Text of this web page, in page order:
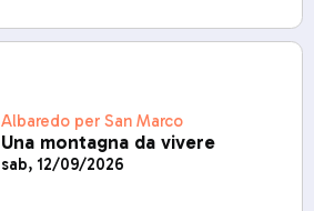
Albaredo per San Marco
Una montagna da vivere
sab, 12/09/2026